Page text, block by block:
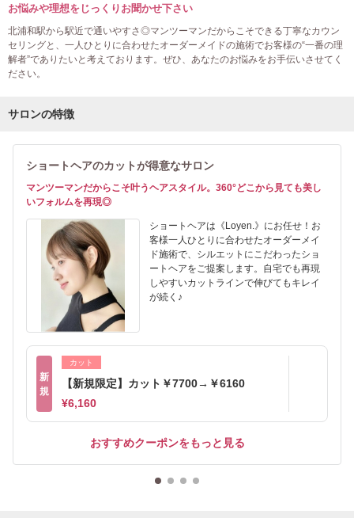
お悩みや理想をじっくりお聞かせ下さい
北浦和駅から駅近で通いやすさ◎マンツーマンだからこそできる丁寧なカウン
セリングと、一人ひとりに合わせたオーダーメイドの施術でお客様の“一番の理
解者”でありたいと考えております。ぜひ、あなたのお悩みをお手伝いさせてく
ださい。
サロンの特徴
ショートヘアのカットが得意なサロン
マンツーマンだからこそ叶うヘアスタイル。360°どこから見ても美し
いフォルムを再現◎
ショートヘアは《Loyen.》にお任せ！お
客様一人ひとりに合わせたオーダーメイ
ド施術で、シルエットにこだわったショ
ートヘアをご提案します。自宅でも再現
しやすいカットラインで伸びてもキレイ
が続く♪
新
規
カット
【新規限定】カット￥7700→￥6160
¥6,160
おすすめクーポンをもっと見る